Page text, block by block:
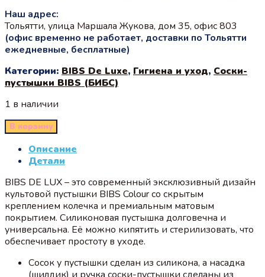
Наш адрес:
Тольятти, улица Маршала Жукова, дом 35, офис 803
(офис временно не работает, доставки по Тольятти
ежедневные, бесплатные)
Категории: BIBS De Luxe, Гигиена и уход, Соски-
пустышки BIBS (БИБС)
1 в наличии
В корзину
Описание
Детали
BIBS DE LUX – это современный эксклюзивный дизайн
культовой пустышки BIBS Colour со скрытым
креплением колечка и премиальным матовым
покрытием. Силиконовая пустышка долговечна и
универсальна. Её можно кипятить и стерилизовать, что
обеспечивает простоту в уходе.
Сосок у пустышки сделан из силикона, а насадка